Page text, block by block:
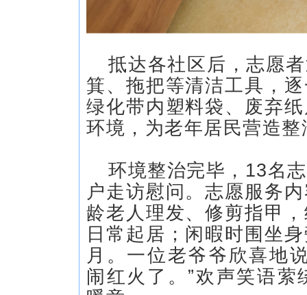
抵达各社区后，志愿
箕、拖把等清洁工具，
绿化带内塑料袋、废弃
环境，为老年居民营造
环境整治完毕，13名
户走访慰问。志愿服务
龄老人理发、修剪指甲
日常起居；闲暇时围坐
月。一位老爷爷欣喜地
闹红火了。”欢声笑语